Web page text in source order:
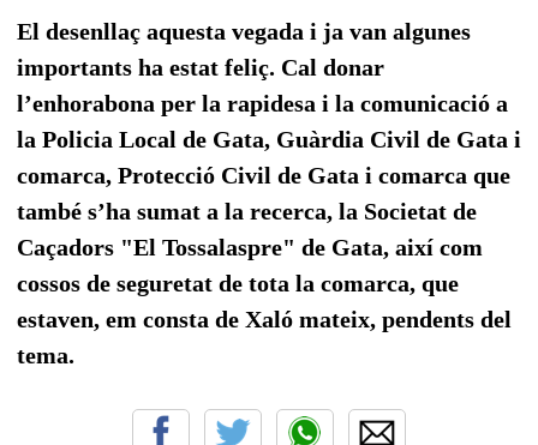
El desenllaç aquesta vegada i ja van algunes
importants ha estat feliç. Cal donar
l’enhorabona per la rapidesa i la comunicació a
la Policia Local de Gata, Guàrdia Civil de Gata i
comarca, Protecció Civil de Gata i comarca que
també s’ha sumat a la recerca, la Societat de
Caçadors "El Tossalaspre" de Gata, així com
cossos de seguretat de tota la comarca, que
estaven, em consta de Xaló mateix, pendents del
tema.